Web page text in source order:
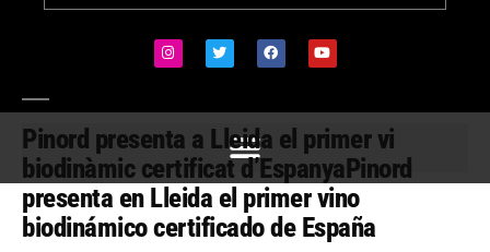
Pinord presenta a Lleida el primer vi
biodinàmic certificat d’EspanyaPinord
presenta en Lleida el primer vino
biodinámico certificado de España